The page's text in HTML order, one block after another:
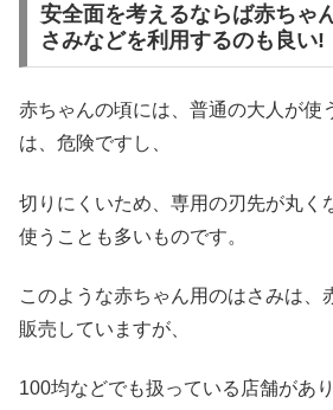
安全面を考えるならば赤ちゃ
さみなどを利用するのも良い!
赤ちゃんの頃には、普通の大人が使
は、危険ですし、
切りにくいため、専用の刃先が丸く
使うことも多いものです。
このような赤ちゃん用のはさみは、
販売していますが、
100均などでも扱っている店舗があ